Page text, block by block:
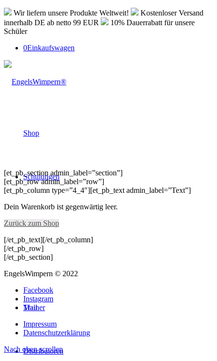
Wir liefern unsere Produkte Weltweit!
Kostenloser Versand
innerhalb DE ab netto 99 EUR
10% Dauerrabatt für unsere
Schüler
0Einkaufswagen
Shop
Schulungen
Trainer
Distributoren
[et_pb_section admin_label=”section”]
[et_pb_row admin_label=”row”]
[et_pb_column type=”4_4″][et_pb_text admin_label=”Text”]
Dein Warenkorb ist gegenwärtig leer.
Zurück zum Shop
[/et_pb_text][/et_pb_column]
[/et_pb_row]
[/et_pb_section]
EngelsWimpern © 2022
Facebook
Instagram
Mail
Impressum
Datenschutzerklärung
Nach oben scrollen